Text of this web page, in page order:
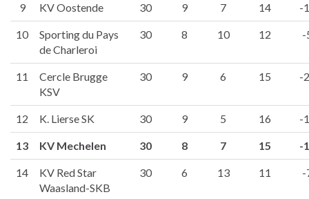
9 KV Oostende 30 9 7 14 -
10
Sporting du Pays
de Charleroi
30 8 10 12 -
11
Cercle Brugge
KSV
30 9 6 15 -
12 K. Lierse SK 30 9 5 16 -
13 KV Mechelen 30 8 7 15 -
14
KV Red Star
Waasland-SKB
30 6 13 11 -